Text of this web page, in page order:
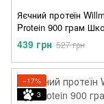
Яєчний протеїн
Protein 900 грам
439 грн 527 грн
−17%
3